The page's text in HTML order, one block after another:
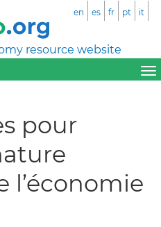
resource website
en es fr pt it
pour
l’économie